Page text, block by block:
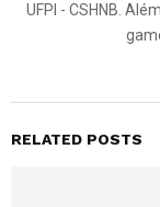
UFPI - CSHNB.
RELATED POSTS